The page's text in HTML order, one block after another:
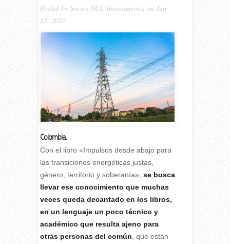
Posted by Socios NCC Iberoamérica on Jun
27, 2022
Colombia.
Con el libro «Impulsos desde abajo para
las transiciones energéticas justas,
género, territorio y soberanía», se busca
llevar ese conocimiento que muchas
veces queda decantado en los libros,
en un lenguaje un poco técnico y
académico que resulta ajeno para
otras personas del común , que están